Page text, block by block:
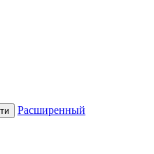
Расширенный